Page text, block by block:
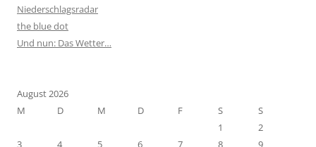
Niederschlagsradar
the blue dot
Und nun: Das Wetter…
August 2026
M
D M D F S
S
1
2
3
4 5 6 7 8
9